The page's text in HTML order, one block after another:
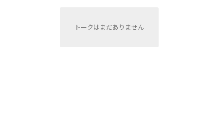
トークはまだありません